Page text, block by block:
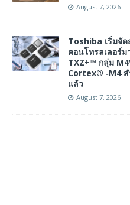
August 7, 2026
Toshiba เริ่มจัด
คอนโทรลเลอร์
TXZ+™ กลุ่ม
Cortex® ‑M4
แล้ว
August 7, 2026